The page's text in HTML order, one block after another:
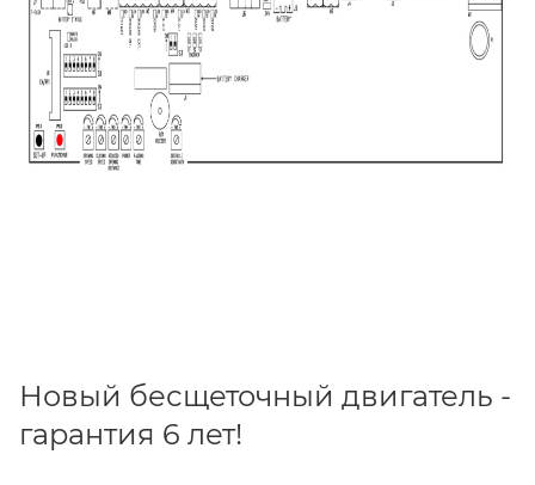
Новый бесщеточный двигатель -
гарантия 6 лет!